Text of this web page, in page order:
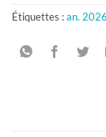
Étiquettes :an. 2026